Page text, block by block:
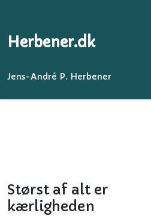
Herbener.dk
Jens-André P. Herbener
Størst af alt er
kærligheden